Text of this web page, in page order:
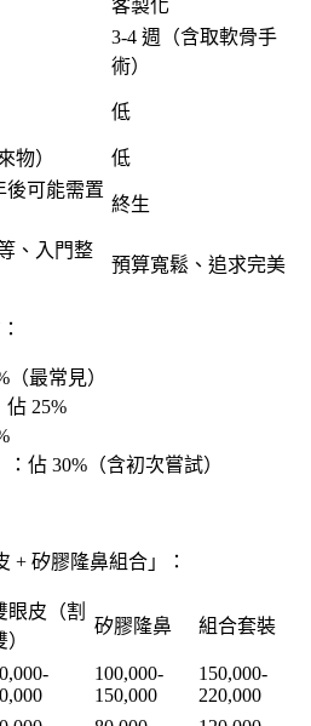
客製化
3-4 週
（含取軟骨手
術）
低
物） 低
後可能需置
終生
、入門整
預算寬鬆、追求完美
：
最常見）
佔 25%
佔 30%（含初次嘗試）
+ 矽膠隆鼻組合 」：
眼皮（割
）
矽膠隆鼻 組合套裝
100,000-
150,000
150,000-
220,000